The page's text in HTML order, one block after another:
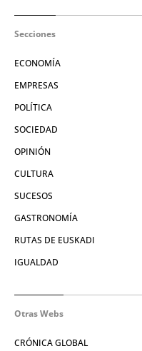
Secciones
ECONOMÍA
EMPRESAS
POLÍTICA
SOCIEDAD
OPINIÓN
CULTURA
SUCESOS
GASTRONOMÍA
RUTAS DE EUSKADI
IGUALDAD
Otras Webs
CRÓNICA GLOBAL